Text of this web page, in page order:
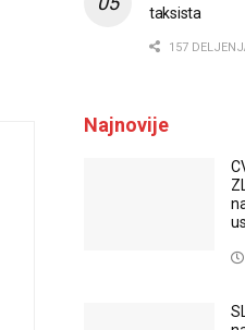
taksista
157
Najnovije